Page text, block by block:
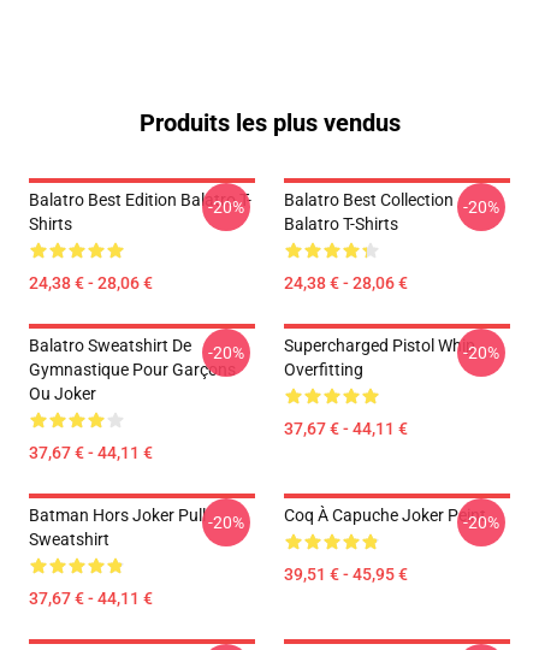
Produits les plus vendus
Balatro Best Edition Balatro T-
Shirts
24,38 € - 28,06 €
-20%
Balatro Best Collection
Balatro T-Shirts
24,38 € - 28,06 €
-20%
Balatro Sweatshirt De
Gymnastique Pour Garçons
Ou Joker
37,67 € - 44,11 €
-20%
Supercharged Pistol Whip
Overfitting
37,67 € - 44,11 €
-20%
Batman Hors Joker Pull
Sweatshirt
37,67 € - 44,11 €
-20% Coq À Capuche Joker Peint
39,51 € - 45,95 €
-20%